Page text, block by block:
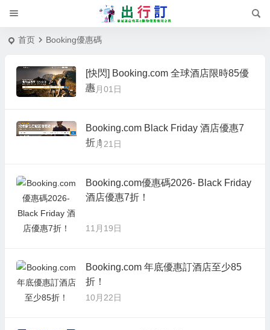
首页 Booking優惠碼
[快閃] Booking.com 全球酒店限時85優
惠
02月01日
Booking.com Black Friday 酒店優惠7
折！
11月21日
Booking.com優惠碼2026- Black Friday
酒店優惠7折！
11月19日
Booking.com 年底優惠訂酒店至少85
折！
10月22日